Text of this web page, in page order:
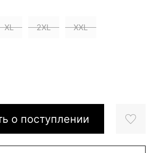
о поступлении
XL 2XL XXL